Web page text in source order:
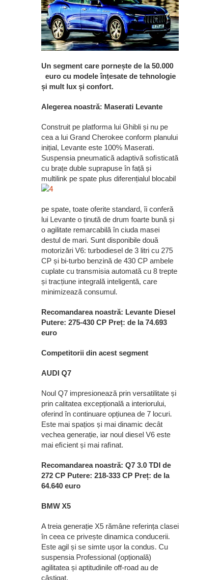
Un segment care pornește de la 50.000
euro cu modele înțesate de tehnologie
și mult lux și confort.
Alegerea noastră: Maserati Levante
Construit pe platforma lui Ghibli și nu pe
cea a lui Grand Cherokee conform planului
inițial, Levante este 100% Maserati.
Suspensia pneumatică adaptivă soﬁsticată
cu brațe duble suprapuse în față și
multilink pe spate plus diferențialul blocabil
pe spate, toate oferite standard, îi conferă
lui Levante o ținută de drum foarte bună și
o agilitate remarcabilă în ciuda masei
destul de mari. Sunt disponibile două
motorizări V6: turbodiesel de 3 litri cu 275
CP și bi-turbo benzină de 430 CP ambele
cuplate cu transmisia automată cu 8 trepte
și tracțiune integrală inteligentă, care
minimizează consumul.
Recomandarea noastră: Levante Diesel
Putere: 275-430 CP Preț: de la 74.693
euro
Competitorii din acest segment
AUDI Q7
Noul Q7 impresionează prin versatilitate și
prin calitatea excepțională a interiorului,
oferind în continuare opțiunea de 7 locuri.
Este mai spațios și mai dinamic decât
vechea generație, iar noul diesel V6 este
mai eﬁcient și mai raﬁnat.
Recomandarea noastră: Q7 3.0 TDI de
272 CP Putere: 218-333 CP Preț: de la
64.640 euro
BMW X5
A treia generație X5 rămâne referința clasei
în ceea ce privește dinamica conducerii.
Este agil și se simte ușor la condus. Cu
suspensia Professional (opțională)
agilitatea și aptitudinile off-road au de
câștigat.